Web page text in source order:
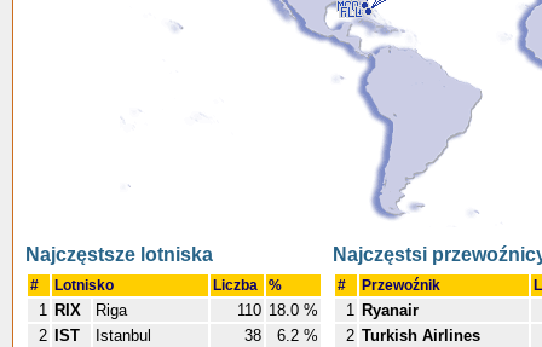
Najczęstsze lotniska
# Lotnisko Liczba %
1 RIX Riga 110 18.0 %
2
IST Istanbul 38
6.2 %
Najczęstsi
# Przewoźnik
1 Ryanair
2 Turkish Airlines